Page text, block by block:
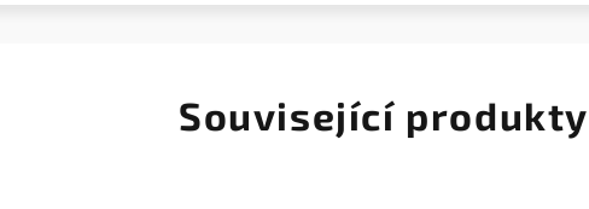
Související produkty